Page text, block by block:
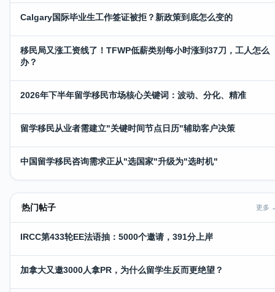
Calgary国际毕业生工作签证被拒？新政策到底怎么变的
移民局又涨工资线了！TFWP低薪类别每小时涨到37刀，工人怎么
办？
2026年下半年留学移民市场核心关键词：波动、分化、精准
留学移民从业者需建立"关键时间节点日历"辅助客户决策
中国留学移民咨询需求正从"选国家"升级为"选时机"
热门帖子 更多
IRCC第433轮EE法语抽：5000个邀请，391分上岸
加拿大又邀3000人拿PR，为什么留学生反而更绝望？